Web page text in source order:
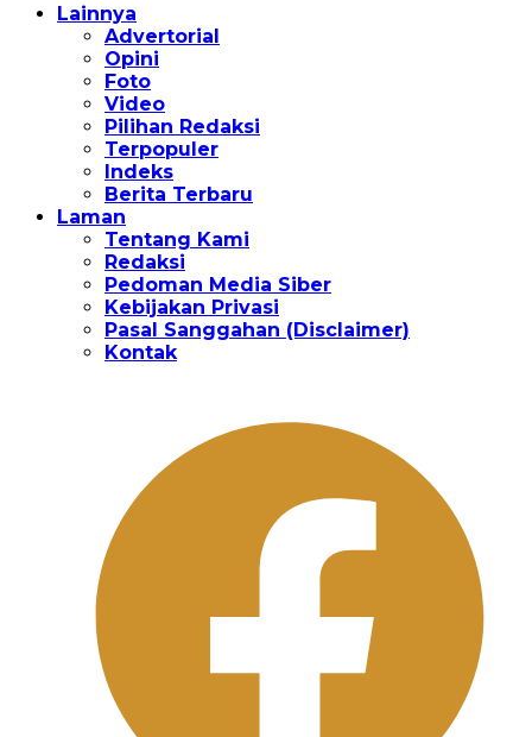
Lainnya
Advertorial
Opini
Foto
Video
Pilihan Redaksi
Terpopuler
Indeks
Berita Terbaru
Laman
Tentang Kami
Redaksi
Pedoman Media Siber
Kebijakan Privasi
Pasal Sanggahan (Disclaimer)
Kontak